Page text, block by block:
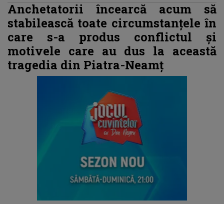
Anchetatorii încearcă acum să
stabilească toate circumstanțele în
care s-a produs conflictul și
motivele care au dus la această
tragedia din Piatra-Neamț